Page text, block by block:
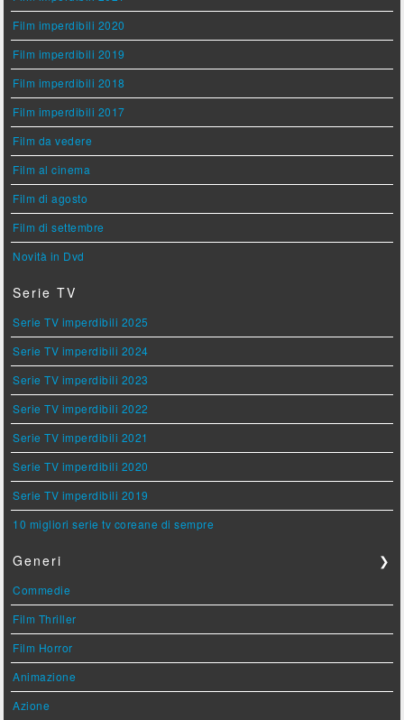
Film imperdibili 2020
Film imperdibili 2019
Film imperdibili 2018
Film imperdibili 2017
Film da vedere
Film al cinema
Film di agosto
Film di settembre
Novità in Dvd
Serie TV
Serie TV imperdibili 2025
Serie TV imperdibili 2024
Serie TV imperdibili 2023
Serie TV imperdibili 2022
Serie TV imperdibili 2021
Serie TV imperdibili 2020
Serie TV imperdibili 2019
10 migliori serie tv coreane di sempre
Generi ❯
Commedie
Film Thriller
Film Horror
Animazione
Azione